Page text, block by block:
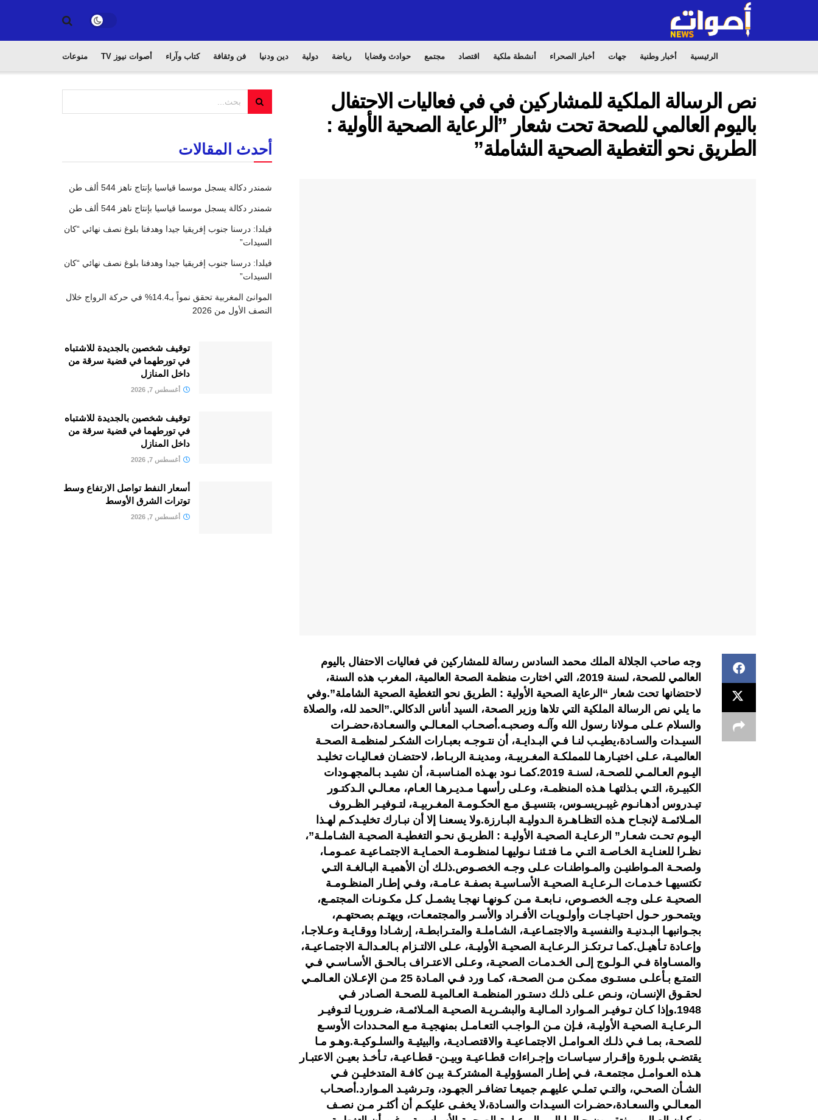
الرئيسية أخبار وطنية جهات أخبار الصحراء أنشطة ملكية اقتصاد مجتمع حوادث وقضايا رياضة دولية دين ودنيا فن وثقافة كتاب وآراء أصوات نيوز TV منوعات
نص الرسالة الملكية للمشاركين في في فعاليات الاحتفال
باليوم العالمي للصحة تحت شعار ”الرعاية الصحية الأولية :
الطريق نحو التغطية الصحية الشاملة”
وجه صاحب الجلالة الملك محمد السادس رسالة للمشاركين في فعاليات الاحتفال باليوم
العالمي للصحة، لسنة 2019، التي اختارت منظمة الصحة العالمية، المغرب هذه السنة،
لاحتضانها تحت شعار “الرعاية الصحية الأولية : الطريق نحو التغطية الصحية الشاملة”.وفي
ما يلي نص الرسالة الملكية التي تلاها وزير الصحة، السيد أناس الدكالي.”الحمد لله، والصلاة
والسلام عـلى مـولانا رسول الله وآلـه وصحبـه.أصحـاب المعـالـي والسعـادة،حضـرات
السيـدات والسـادة،يطيـب لنـا فـي البـدايـة، أن نتـوجـه بعبـارات الشكـر لمنظمـة الصحـة
العالميـة، عـلى اختيـارهـا للمملكـة المغـربيـة، ومدينـة الربـاط، لاحتضـان فعـاليـات تخليـد
اليـوم العـالمـي للصحـة، لسنـة 2019.كمـا نـود بهـذه المنـاسبـة، أن نشيـد بـالمجهـودات
الكبيـرة، التـي بـذلتهـا هـذه المنظمـة، وعـلى رأسهـا مـديـرهـا العـام، معـالـي الـدكتـور
تيـدروس أدهـانـوم غيبـريسـوس، بتنسيـق مـع الحكـومـة المغـربيـة، لتـوفيـر الظـروف
المـلائمـة لإنجـاح هـذه التظـاهـرة الـدوليـة البـارزة.ولا يسعنـا إلا أن نبـارك تخليـدكـم لهـذا
اليـوم تحـت شعـار” الرعـايـة الصحيـة الأوليـة : الطريـق نحـو التغطيـة الصحيـة الشـاملـة”،
نظـرا للعنـايـة الخـاصـة التـي مـا فتـئنـا نـوليهـا لمنظـومـة الحمـايـة الاجتمـاعيـة عمـومـا،
ولصحـة المـواطنيـن والمـواطنـات عـلى وجـه الخصـوص.ذلـك أن الأهميـة البـالغـة التـي
تكتسيهـا خـدمـات الـرعـايـة الصحيـة الأسـاسيـة بصفـة عـامـة، وفـي إطـار المنظـومـة
الصحيـة عـلى وجـه الخصـوص، نـابعـة مـن كـونهـا نهجـا يشمـل كـل مكـونـات المجتمـع،
ويتمحـور حـول احتيـاجـات وأولـويـات الأفـراد والأسـر والمجتمعـات، ويهتـم بصحتهـم،
بجـوانبهـا البـدنيـة والنفسيـة والاجتمـاعيـة، الشـاملـة والمتـرابطـة، إرشـادا ووقـايـة وعـلاجـا،
وإعـادة تـأهيـل.كمـا تـرتكـز الـرعـايـة الصحيـة الأوليـة، عـلى الالتـزام بـالعـدالـة الاجتمـاعيـة،
والمسـاواة فـي الـولـوج إلـى الخـدمـات الصحيـة، وعـلى الاعتـراف بـالحـق الأسـاسـي فـي
التمتـع بـأعلـى مستـوى ممكـن مـن الصحـة، كمـا ورد فـي المـادة 25 مـن الإعـلان العـالمـي
لحقـوق الإنسـان، ونـص عـلى ذلـك دستـور المنظمـة العـالميـة للصحـة الصـادر فـي
1948.وإذا كـان تـوفيـر المـوارد المـاليـة والبشـريـة الصحيـة المـلائمـة، ضـروريـا لتـوفيـر
الـرعـايـة الصحيـة الأوليـة، فـإن مـن الـواجـب التعـامـل بمنهجيـة مـع المحـددات الأوسـع
للصحـة، بمـا فـي ذلـك العـوامـل الاجتمـاعيـة والاقتصـاديـة، والبيئيـة والسلـوكيـة.وهـو مـا
يقتضـي بلـورة وإقـرار سيـاسـات وإجـراءات قطـاعيـة وبيـن- قطـاعيـة، تـأخـذ بعيـن الاعتبـار
هـذه العـوامـل مجتمعـة، فـي إطـار المسؤوليـة المشتركـة بيـن كافـة المتدخليـن فـي
الشـأن الصحـي، والتـي تملـي عليهـم جميعـا تضافـر الجهـود، وتـرشيـد المـوارد.أصحـاب
المعـالـي والسعـادة،حضـرات السيـدات والسـادة،لا يخفـى عليكـم أن أكثـر مـن نصـف
أحدث المقالات
شمندر دكالة يسجل موسما قياسيا بإنتاج ناهز 544 ألف طن
شمندر دكالة يسجل موسما قياسيا بإنتاج ناهز 544 ألف طن
فيلدا: درسنا جنوب إفريقيا جيدا وهدفنا بلوغ نصف نهائي “كان
السيدات”
فيلدا: درسنا جنوب إفريقيا جيدا وهدفنا بلوغ نصف نهائي “كان
السيدات”
الموانئ المغربية تحقق نمواً بـ14.4% في حركة الرواج خلال
النصف الأول من 2026
توقيف شخصين بالجديدة للاشتباه
في تورطهما في قضية سرقة من
داخل المنازل
أغسطس 7, 2026
توقيف شخصين بالجديدة للاشتباه
في تورطهما في قضية سرقة من
داخل المنازل
أغسطس 7, 2026
أسعار النفط تواصل الارتفاع وسط
توترات الشرق الأوسط
أغسطس 7, 2026